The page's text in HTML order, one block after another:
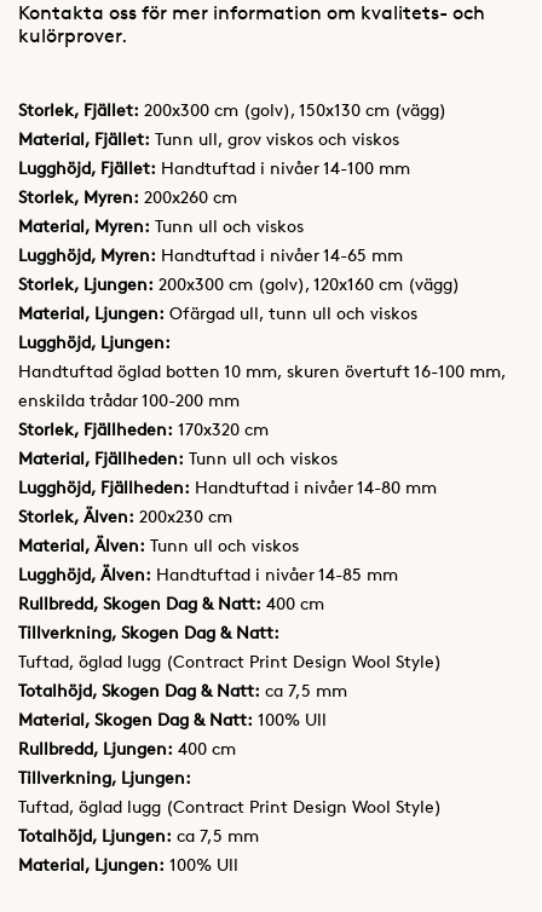
Kontakta oss för mer information om kvalitets- och
kulörprover.
Storlek, Fjället: 200x300 cm (golv), 150x130 cm (vägg)
Material, Fjället: Tunn ull, grov viskos och viskos
Lugghöjd, Fjället: Handtuftad i nivåer 14-100 mm
Storlek, Myren: 200x260 cm
Material, Myren: Tunn ull och viskos
Lugghöjd, Myren: Handtuftad i nivåer 14-65 mm
Storlek, Ljungen: 200x300 cm (golv), 120x160 cm (vägg)
Material, Ljungen: Ofärgad ull, tunn ull och viskos
Lugghöjd, Ljungen:
Handtuftad öglad botten 10 mm, skuren övertuft 16-100 mm,
enskilda trådar 100-200 mm
Storlek, Fjällheden: 170x320 cm
Material, Fjällheden: Tunn ull och viskos
Lugghöjd, Fjällheden: Handtuftad i nivåer 14-80 mm
Storlek, Älven: 200x230 cm
Material, Älven: Tunn ull och viskos
Lugghöjd, Älven: Handtuftad i nivåer 14-85 mm
Rullbredd, Skogen Dag & Natt: 400 cm
Tillverkning, Skogen Dag & Natt:
Tuftad, öglad lugg (Contract Print Design Wool Style)
Totalhöjd, Skogen Dag & Natt: ca 7,5 mm
Material, Skogen Dag & Natt: 100% Ull
Rullbredd, Ljungen: 400 cm
Tillverkning, Ljungen:
Tuftad, öglad lugg (Contract Print Design Wool Style)
Totalhöjd, Ljungen: ca 7,5 mm
Material, Ljungen: 100% Ull